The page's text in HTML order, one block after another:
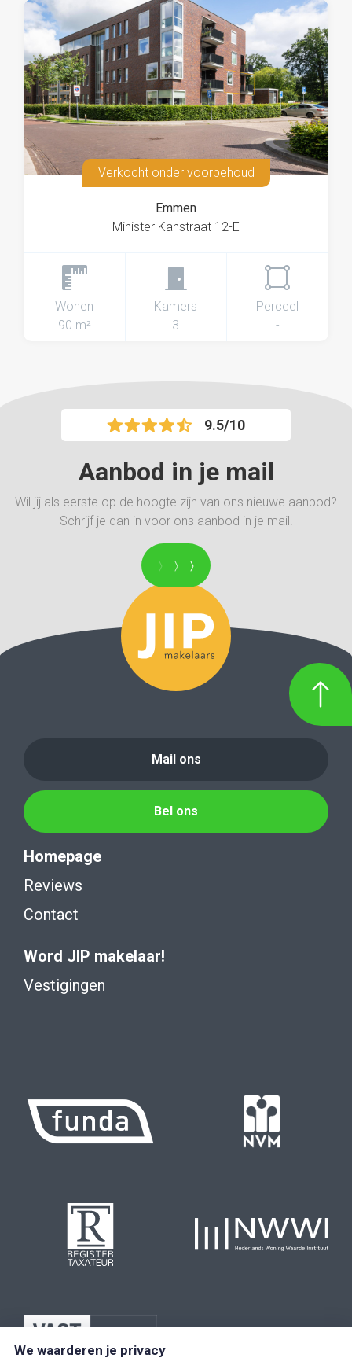
Verkocht onder voorbehoud
Emmen
Minister Kanstraat 12-E
Wonen
90 m²
Kamers
3
Perceel
-
9.5/10
Aanbod in je mail
Wil jij als eerste op de hoogte zijn van ons nieuwe aanbod?
Schrijf je dan in voor ons aanbod in je mail!
Mail ons
Bel ons
Homepage
Reviews
Contact
Word JIP makelaar!
Vestigingen
We waarderen je privacy